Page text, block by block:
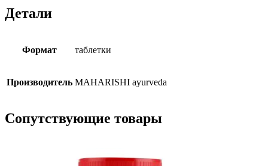
Детали
Формат таблетки
Производитель MAHARISHI ayurveda
Сопутствующие товары